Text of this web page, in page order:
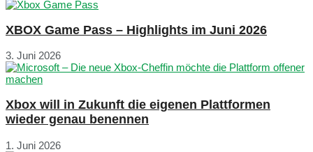
XBOX Game Pass – Highlights im Juni 2026
3. Juni 2026
Xbox will in Zukunft die eigenen Plattformen
wieder genau benennen
1. Juni 2026